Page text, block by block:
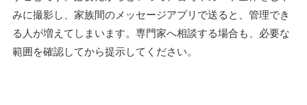
みに撮影し、家族間のメッセージアプリで送ると、管理でき
る人が増えてしまいます。専門家へ相談する場合も、必要な
範囲を確認してから提示してください。